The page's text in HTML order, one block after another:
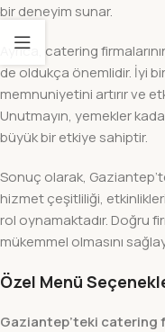
bir deneyim sunar.
Ayrıca, catering
de oldukça önemlidir. İyi
memnuniyetini artırır ve
Unutmayın, yemekler
büyük bir etkiye sahiptir.
Sonuç olarak,
hizmet çeşitliliği,
rol oynamaktadır. Doğru
mükemmel olmasını
Özel Menü
Gaziantep’teki catering